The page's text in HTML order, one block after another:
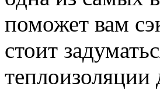
поможет вам
стоит